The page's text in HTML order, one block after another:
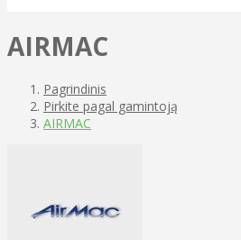
AIRMAC
Pagrindinis
Pirkite pagal gamintoją
AIRMAC